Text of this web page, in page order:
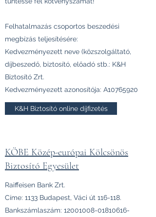
Felhatalmazás csoportos beszedési
megbízás teljesítésére:
Kedvezményezett neve (közszolgáltató,
díjbeszedő, biztosító, előadó stb.: K&H
Biztosító Zrt.
Kedvezményezett azonosítója: A10765920
K&H Biztosító online díjfizetés
KÖBE Közép-európai Kölcsönös
Biztosító Egyesület
Raiffeisen Bank Zrt.
Címe: 1133 Budapest, Váci út 116-118.
Bankszámlaszám: 12001008-01810616-